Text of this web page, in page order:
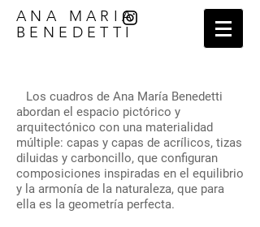
ANA MARIA
BENEDETTI​
Los cuadros de Ana María Benedetti
abordan el espacio pictórico y
arquitectónico con una materialidad
múltiple: capas y capas de acrílicos, tizas
diluidas y carboncillo, que configuran
composiciones inspiradas en el equilibrio
y la armonía de la naturaleza, que para
ella es la geometría perfecta.